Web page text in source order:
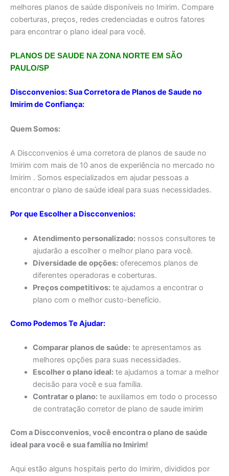
melhores planos de saúde disponíveis no Imirim. Compare
coberturas, preços, redes credenciadas e outros fatores
para encontrar o plano ideal para você.
PLANOS DE SAUDE NA ZONA NORTE EM SÃO
PAULO/SP
Discconvenios: Sua Corretora de Planos de Saude no
Imirim de Confiança:
Quem Somos:
A Discconvenios é uma corretora de planos de saude no
Imirim com mais de 10 anos de experiência no mercado no
Imirim . Somos especializados em ajudar pessoas a
encontrar o plano de saúde ideal para suas necessidades.
Por que Escolher a Discconvenios:
Atendimento personalizado:nossos consultores te
ajudarão a escolher o melhor plano para você.
Diversidade de opções:oferecemos planos de
diferentes operadoras e coberturas.
Preços competitivos:te ajudamos a encontrar o
plano com o melhor custo-benefício.
Como Podemos Te Ajudar:
Comparar planos de saúde:te apresentamos as
melhores opções para suas necessidades.
Escolher o plano ideal:te ajudamos a tomar a melhor
decisão para você e sua família.
Contratar o plano:te auxiliamos em todo o processo
de contratação corretor de plano de saude imirim
Com a Discconvenios, você encontra o plano de saúde
ideal para você e sua família no Imirim!
Aqui estão alguns hospitais perto do Imirim, divididos por